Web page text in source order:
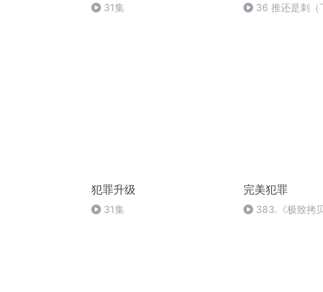
31集 36 推还是刺（
犯罪升级
31集
完美犯罪
383.《极致拷